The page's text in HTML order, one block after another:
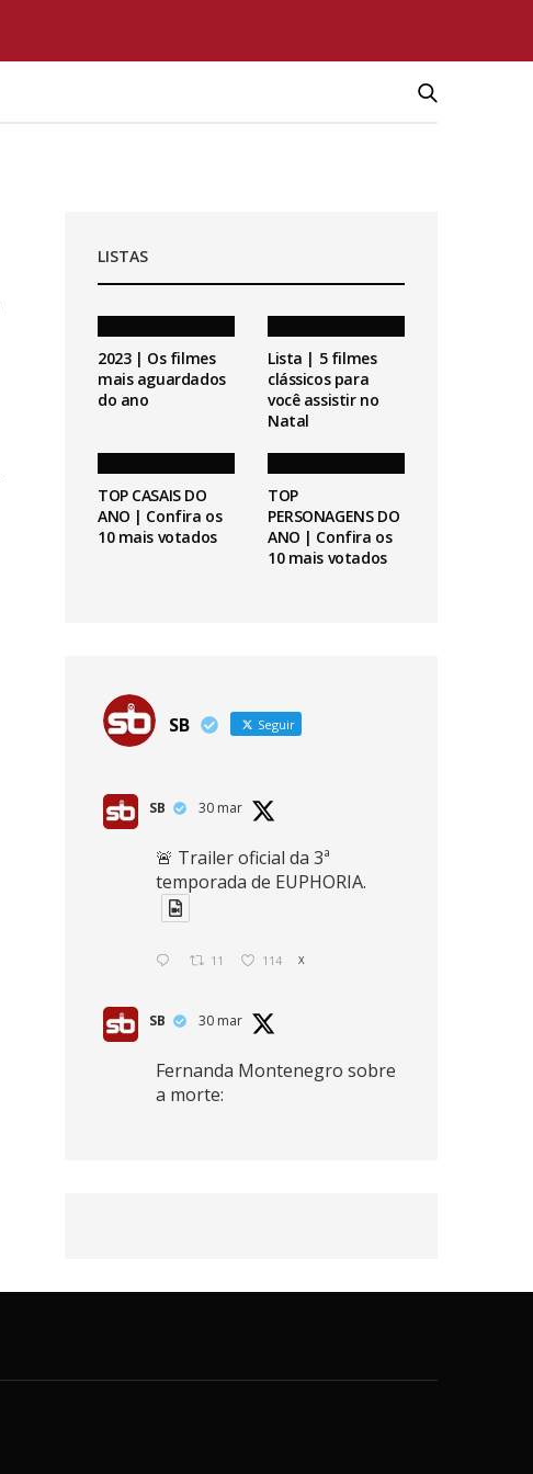
LISTAS
2023 | Os filmes
mais aguardados
do ano
Lista | 5 filmes
clássicos para
você assistir no
Natal
TOP CASAIS DO
ANO | Confira os
10 mais votados
TOP
PERSONAGENS DO
ANO | Confira os
10 mais votados
SB Seguir
SB 30 mar
🚨 Trailer oficial da 3ª
temporada de EUPHORIA.
11 114 X
SB 30 mar
Fernanda Montenegro sobre
a morte:
SB 30 mar